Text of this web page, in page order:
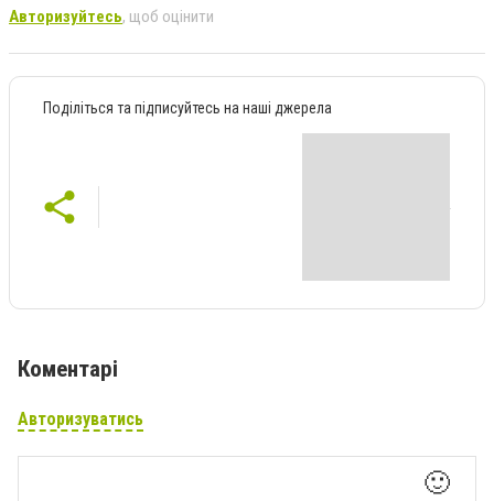
Авторизуйтесь, щоб оцінити
Поділіться та підписуйтесь на наші джерела
Коментарі
Авторизуватись
🙂